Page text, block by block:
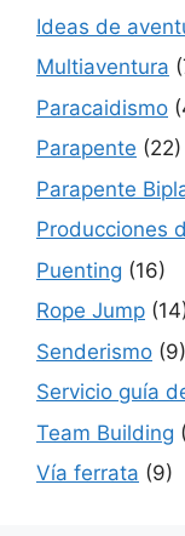
Ideas de
Multiaventura
Paracaidismo
Parapente (22)
Parapente
Producciones
Puenting (16)
Rope Jump
Senderismo (9)
Servicio guía
Team Building
Vía ferrata (9)